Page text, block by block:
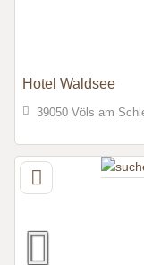
Hotel Waldsee
39050 Völs am